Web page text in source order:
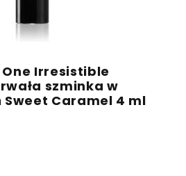
Irresistible
szminka w
Sweet Caramel 4 ml